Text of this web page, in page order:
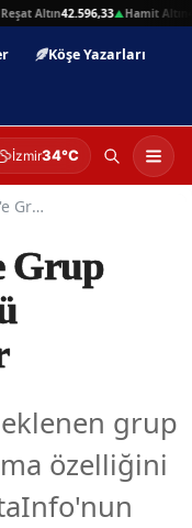
Altın42.596,33▲Hamit Altın
Köşe Yazarları
İzmir34°C
WhatsApp Web'e Grup Sesli ve Görüntülü Aramalar Geliyor
Grup
grup
özelliğini